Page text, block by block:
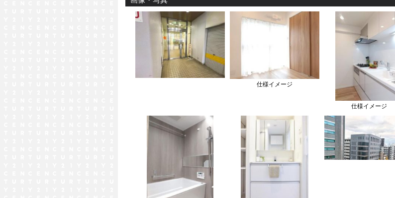
仕様イメージ
仕様イメージ